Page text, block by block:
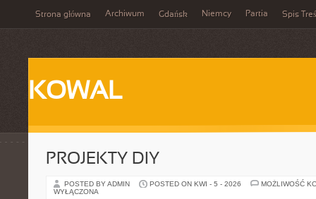
Strona główna Archiwum Gdańsk Niemcy Partia Spis
KOWAL
PROJEKTY DIY
POSTED BY ADMIN POSTED ON KWI - 5 - 2026
MOŻLIWOŚĆ
WYŁĄCZONA